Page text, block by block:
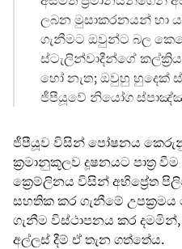
ලබන මුසාකරනයන් හා
ගැනීමට ඔවුන්ට බල
ස්ටැලින්වාදීන්ගේ
හෝ නැත; ඔවුහු හුදෙක්
ජීපීයූවේ නියෝග ස්පාඤ්ඤ
ජීපීයූව විසින් පෝෂනය
ක්‍රමානුකූලව දූෂනයට පාත්‍ර
ක්‍රෙම්ලිනය විසින් අභිප්‍රේත
සහතික කර ගැනීමේ උපක්‍රමය
ගැනීම විස්ථාපනය කර
අල්ලස් දීම් ඒ තැන ගත්තේය.